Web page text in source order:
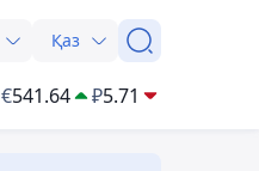
Қаз
€541.64 ₽5.71